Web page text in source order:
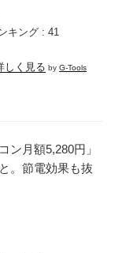
キング : 41
しく見る by G-Tools
ン月額5,280円」
。節電効果も抜